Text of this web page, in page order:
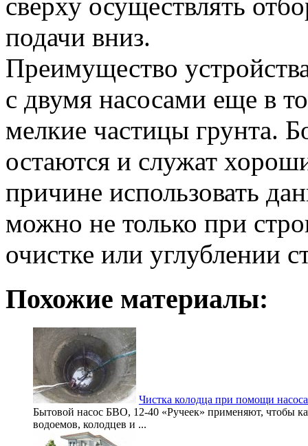
подачи вниз.
Преимущество
с двумя насосами еще в
мелкие частицы грунта.
остаются и служат
причине использовать
можно не только при
очистке или углублении
Похожие материалы:
Чистка колодца при помощи
Бытовой насос БВО, 12-40 «Ручеек» применяют, чтобы
водоемов, колодцев и ...